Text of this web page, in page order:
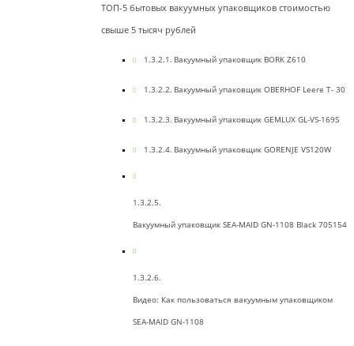
ТОП-5 бытовых вакуумных упаковщиков стоимостью
свыше 5 тысяч рублей
Вакуумный упаковщик BORK Z610
Вакуумный упаковщик OBERHOF Leere T- 30
Вакуумный упаковщик GEMLUX GL-VS-169S
Вакуумный упаковщик GORENJE VS120W
Вакуумный упаковщик SEA-MAID GN-1108 Black 705154
Видео: Как пользоваться вакуумным упаковщиком
SEA-MAID GN-1108